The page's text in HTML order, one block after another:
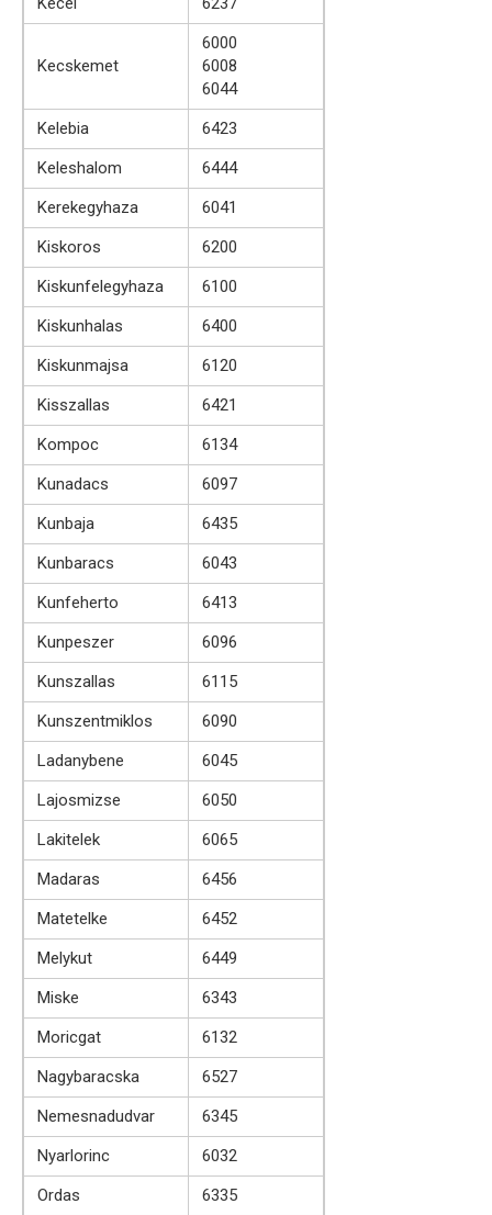
Kecskemet
6000
6008
6044
Kelebia
6423
Keleshalom
6444
Kerekegyhaza
6041
Kiskoros
6200
Kiskunfelegyhaza
6100
Kiskunhalas
6400
Kiskunmajsa
6120
Kisszallas
6421
Kompoc
6134
Kunadacs
6097
Kunbaja
6435
Kunbaracs
6043
Kunfeherto
6413
Kunpeszer
6096
Kunszallas
6115
Kunszentmiklos
6090
Ladanybene
6045
Lajosmizse
6050
Lakitelek
6065
Madaras
6456
Matetelke
6452
Melykut
6449
Miske
6343
Moricgat
6132
Nagybaracska
6527
Nemesnadudvar
6345
Nyarlorinc
6032
Ordas
6335